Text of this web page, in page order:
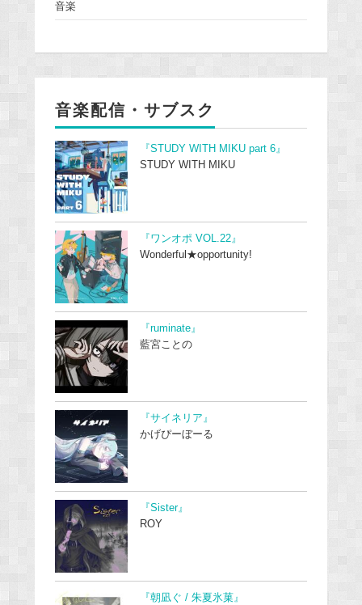
音楽
音楽配信・サブスク
『STUDY WITH MIKU part 6』
STUDY WITH MIKU
『ワンオポ VOL.22』
Wonderful★opportunity!
『ruminate』
藍宮ことの
『サイネリア』
かげぴーぼーる
『Sister』
ROY
『朝凪ぐ / 朱夏氷菓』